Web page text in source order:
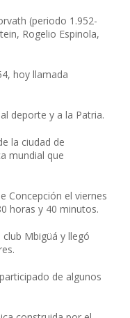
(periodo 1.952-
Rogelio Espinola,
hoy llamada
deporte y a la Patria.
la ciudad de
mundial que
Concepción el viernes
horas y 40 minutos.
Mbigüá y llegó
de algunos